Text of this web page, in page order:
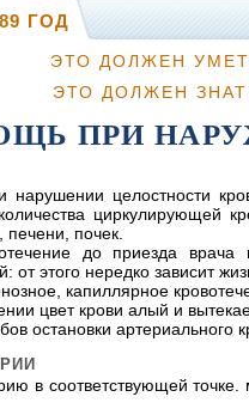
ГОД
ЭТО ДОЛЖЕН
ЭТО ДОЛЖЕН
ПРИ
нарушении целостности
циркулирующей
почек.
до приезда
этого нередко зависит
капиллярное
цвет крови алый и
остановки артериального
в соответствующей точке.